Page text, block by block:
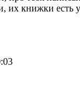
книжки есть